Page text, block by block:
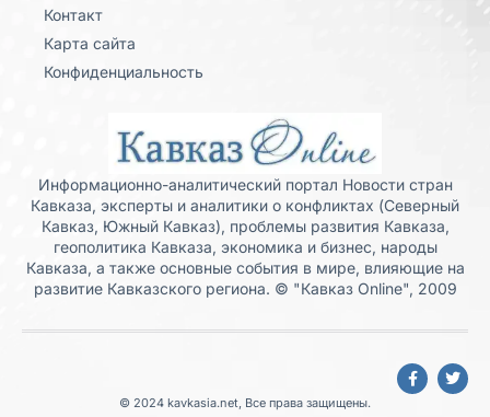
Контакт
Карта сайта
Конфиденциальность
Информационно-аналитический портал Новости стран
Кавказа, эксперты и аналитики о конфликтах (Северный
Кавказ, Южный Кавказ), проблемы развития Кавказа,
геополитика Кавказа, экономика и бизнес, народы
Кавказа, а также основные события в мире, влияющие на
развитие Кавказского региона. © "Кавказ Online", 2009
© 2024 kavkasia.net, Все права защищены.